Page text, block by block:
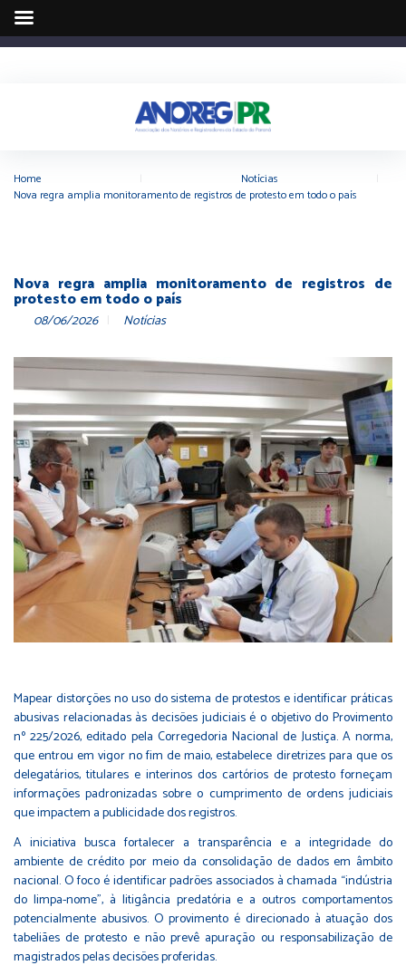
Home Notícias
Nova regra amplia monitoramento de registros de protesto em todo o país
Nova regra amplia monitoramento de registros de
protesto em todo o país
08/06/2026 Notícias
Mapear distorções no uso do sistema de protestos e identificar práticas
abusivas relacionadas às decisões judiciais é o objetivo do Provimento
nº 225/2026, editado pela Corregedoria Nacional de Justiça. A norma,
que entrou em vigor no fim de maio, estabelece diretrizes para que os
delegatários, titulares e interinos dos cartórios de protesto forneçam
informações padronizadas sobre o cumprimento de ordens judiciais
que impactem a publicidade dos registros.
A iniciativa busca fortalecer a transparência e a integridade do
ambiente de crédito por meio da consolidação de dados em âmbito
nacional. O foco é identificar padrões associados à chamada “indústria
do limpa-nome”, à litigância predatória e a outros comportamentos
potencialmente abusivos. O provimento é direcionado à atuação dos
tabeliães de protesto e não prevê apuração ou responsabilização de
magistrados pelas decisões proferidas.